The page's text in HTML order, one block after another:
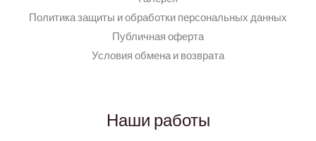
Политика защиты и обработки персональных данных
Публичная оферта
Условия обмена и возврата
Наши работы